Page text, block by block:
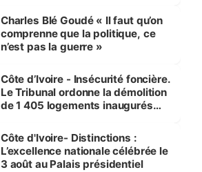
Charles Blé Goudé « Il faut qu’on
comprenne que la politique, ce
n’est pas la guerre »
Côte d’Ivoire - Insécurité foncière.
Le Tribunal ordonne la démolition
de 1 405 logements inaugurés
Bassam
Côte d'Ivoire- Distinctions :
L’excellence nationale célébrée le
3 août au Palais présidentiel